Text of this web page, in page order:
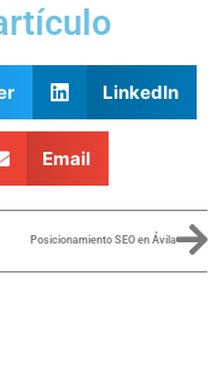
LinkedIn
Email
Posicionamiento SEO en Ávila